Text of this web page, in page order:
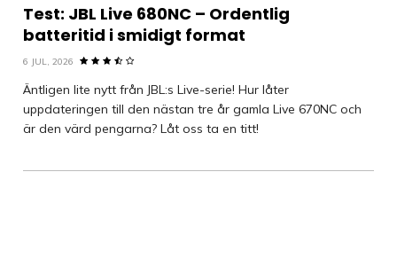
Test: JBL Live 680NC – Ordentlig
batteritid i smidigt format
6 JUL, 2026
Äntligen lite nytt från JBL:s Live-serie! Hur låter
uppdateringen till den nästan tre år gamla Live 670NC och
är den värd pengarna? Låt oss ta en titt!